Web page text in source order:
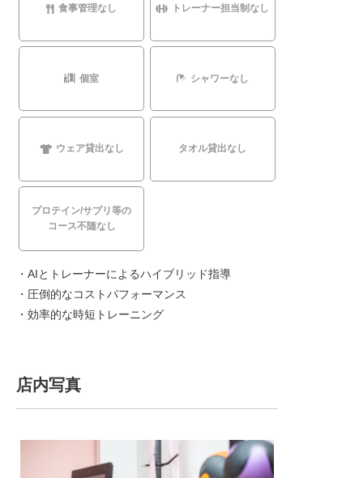
食事管理なし トレーナー担当制なし
個室 シャワーなし
ウェア貸出なし タオル貸出なし
プロテイン/サプリ等の
コース不随なし
・AIとトレーナーによるハイブリッド指導
・圧倒的なコストパフォーマンス
・効率的な時短トレーニング
店内写真